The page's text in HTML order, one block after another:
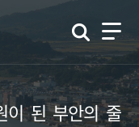
이 된 부안의 줄